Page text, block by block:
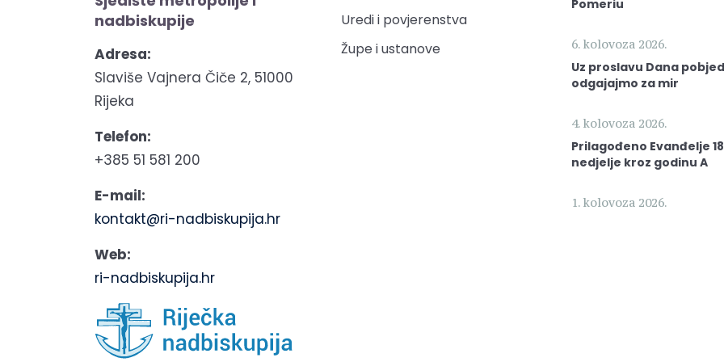
nadbiskupije
Adresa:
Slaviše Vajnera Čiče 2, 51000
Rijeka
Telefon:
+385 51 581 200
E-mail:
kontakt@ri-nadbiskupija.hr
Web:
ri-nadbiskupija.hr
Uredi i povjerenstva
Župe i ustanove
Pomeriu
6. kolovoza 2026.
Uz proslavu Dana
odgajajmo za mir
4. kolovoza 2026.
Prilagođeno Evanđelje
nedjelje kroz godinu A
1. kolovoza 2026.